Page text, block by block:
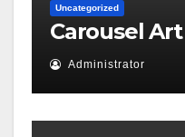
Uncategorized
Carousel
Administrator